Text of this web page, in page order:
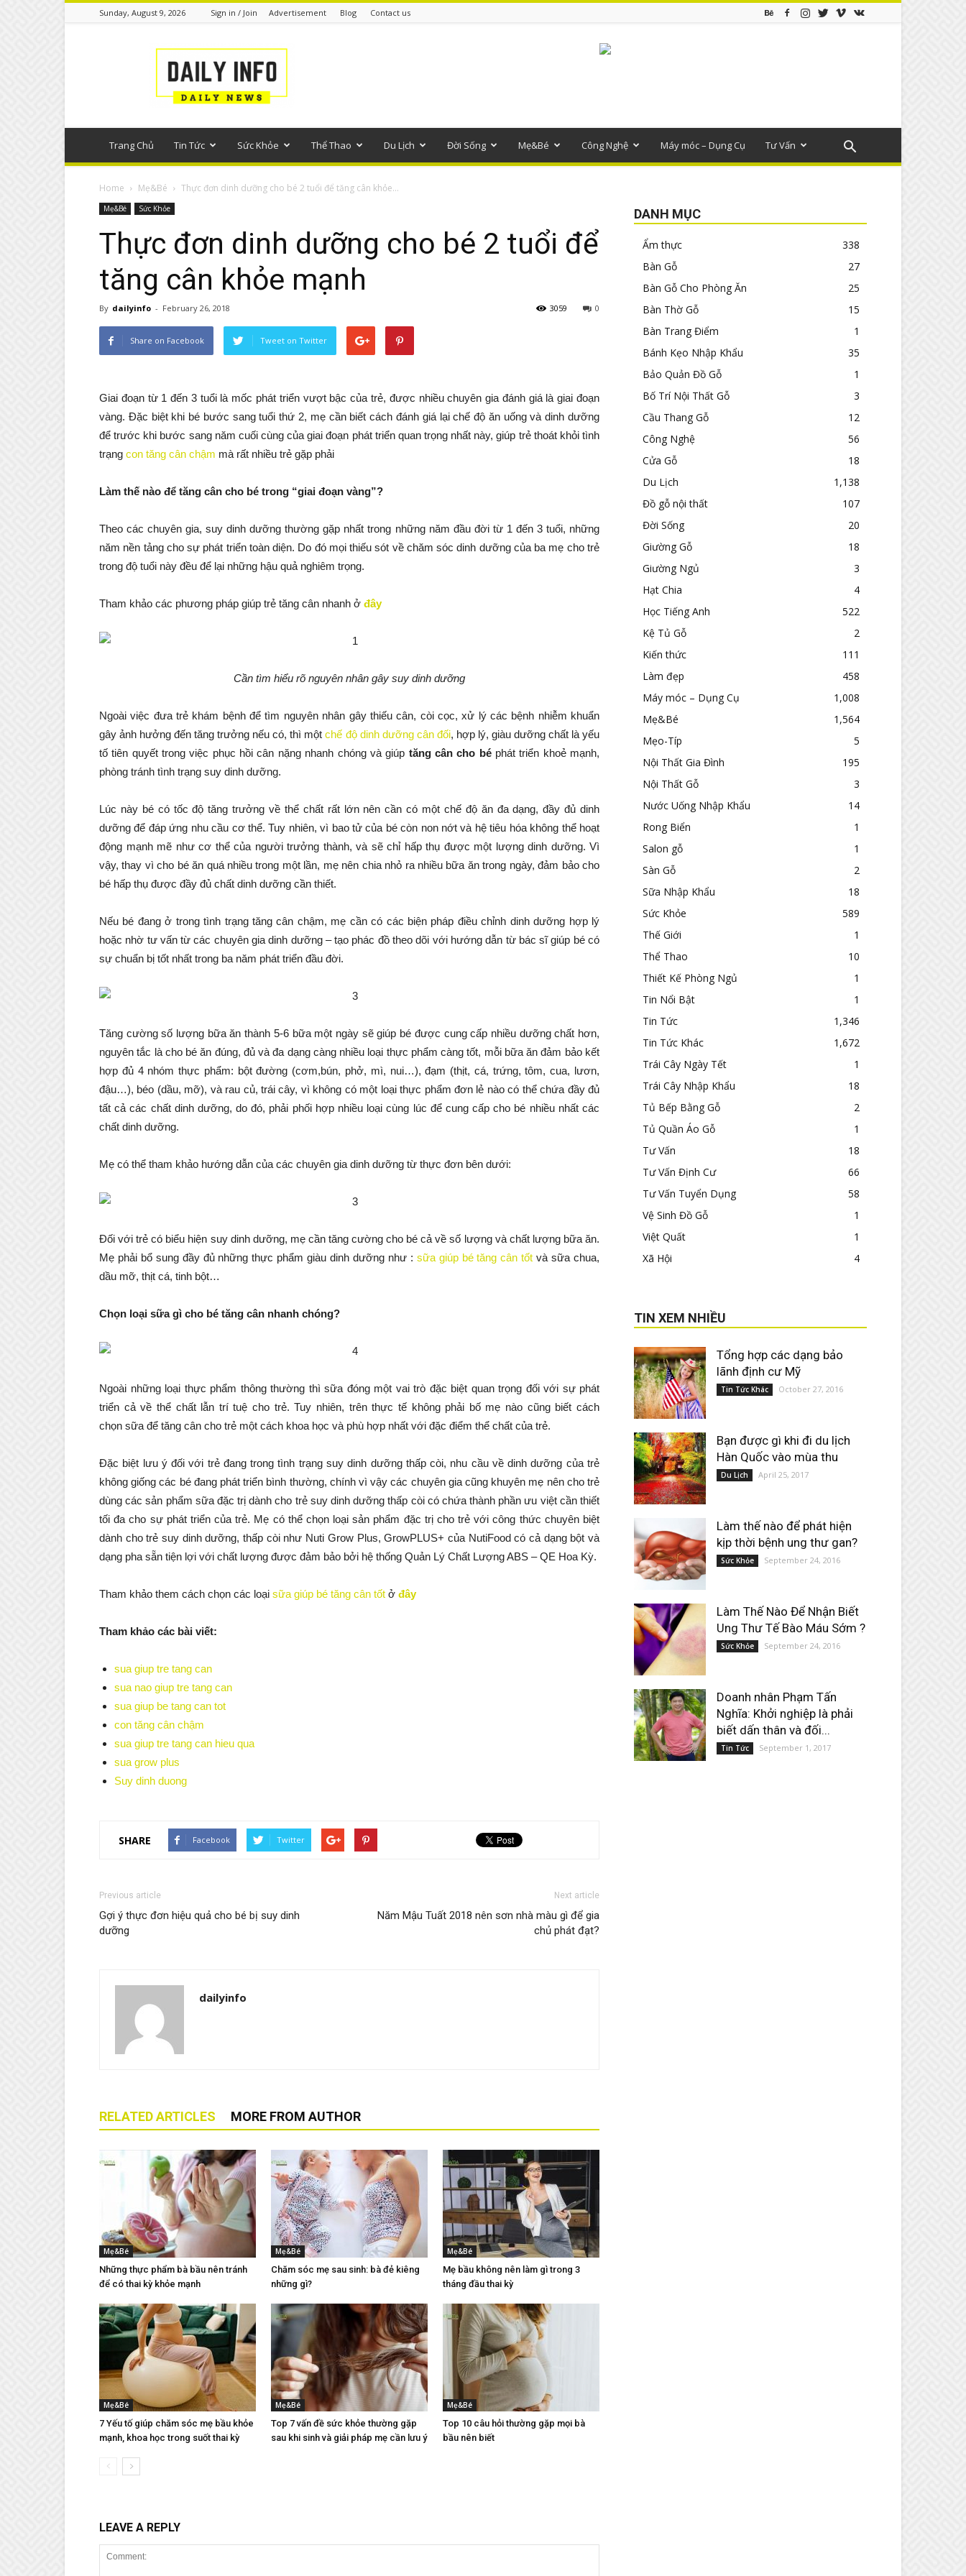
Sunday, August 9, 2026 Sign in / Join Advertisement Blog Contact us
thông
Trang Chủ Tin Tức Sức Khỏe Thể Thao Du Lịch Đời Sống Mẹ&Bé Công Nghệ Máy móc – Dụng Cụ Tư Vấn
Home Mẹ&Bé Thực đơn dinh dưỡng cho bé 2 tuổi để tăng cân khỏe...
Mẹ&Bé Sức Khỏe
Thực đơn dinh dưỡng cho bé 2 tuổi để
tăng cân khỏe mạnh
By dailyinfo - February 26, 2018 0
3059
Share on Facebook Tweet on Twitter
Giai đoạn từ 1 đến 3 tuổi là mốc phát triển vượt bậc của trẻ, được nhiều chuyên gia đánh giá là giai đoạn
vàng. Đặc biệt khi bé bước sang tuổi thứ 2, mẹ cần biết cách đánh giá lại chế độ ăn uống và dinh dưỡng
để trước khi bước sang năm cuối cùng của giai đoạn phát triển quan trọng nhất này, giúp trẻ thoát khỏi tình
trạng con tăng cân chậm mà rất nhiều trẻ gặp phải
Làm thế nào để tăng cân cho bé trong “giai đoạn vàng”?
Theo các chuyên gia, suy dinh dưỡng thường gặp nhất trong những năm đầu đời từ 1 đến 3 tuổi, những
năm nền tảng cho sự phát triển toàn diện. Do đó mọi thiếu sót về chăm sóc dinh dưỡng của ba mẹ cho trẻ
trong độ tuổi này đều để lại những hậu quả nghiêm trọng.
Tham khảo các phương pháp giúp trẻ tăng cân nhanh ở đây
Cần tìm hiểu rõ nguyên nhân gây suy dinh dưỡng
Ngoài việc đưa trẻ khám bệnh để tìm nguyên nhân gây thiếu cân, còi cọc, xử lý các bệnh nhiễm khuẩn
gây ảnh hưởng đến tăng trưởng nếu có, thì mộtchế độ dinh dưỡng cân đối, hợp lý, giàu dưỡng chất là yếu
tố tiên quyết trong việc phục hồi cân nặng nhanh chóng và giúp tăng cân cho béphát triển khoẻ mạnh,
phòng tránh tình trạng suy dinh dưỡng.
Lúc này bé có tốc độ tăng trưởng về thể chất rất lớn nên cần có một chế độ ăn đa dạng, đầy đủ dinh
dưỡng để đáp ứng nhu cầu cơ thể. Tuy nhiên, vì bao tử của bé còn non nớt và hệ tiêu hóa không thể hoạt
động mạnh mẽ như cơ thể của người trưởng thành, và sẽ chỉ hấp thụ được một lượng dinh dưỡng. Vì
vậy, thay vì cho bé ăn quá nhiều trong một lần, mẹ nên chia nhỏ ra nhiều bữa ăn trong ngày, đảm bảo cho
bé hấp thụ được đầy đủ chất dinh dưỡng cần thiết.
Nếu bé đang ở trong tình trạng tăng cân chậm, mẹ cần có các biện pháp điều chỉnh dinh dưỡng hợp lý
hoặc nhờ tư vấn từ các chuyên gia dinh dưỡng – tạo phác đồ theo dõi với hướng dẫn từ bác sĩ giúp bé có
sự chuẩn bị tốt nhất trong ba năm phát triển đầu đời.
Tăng cường số lượng bữa ăn thành 5-6 bữa một ngày sẽ giúp bé được cung cấp nhiều dưỡng chất hơn,
nguyên tắc là cho bé ăn đúng, đủ và đa dạng càng nhiều loại thực phẩm càng tốt, mỗi bữa ăn đảm bảo kết
hợp đủ 4 nhóm thực phẩm: bột đường (cơm,bún, phở, mì, nui…), đạm (thịt, cá, trứng, tôm, cua, lươn,
đậu…), béo (dầu, mỡ), và rau củ, trái cây, vì không có một loại thực phẩm đơn lẻ nào có thể chứa đầy đủ
tất cả các chất dinh dưỡng, do đó, phải phối hợp nhiều loại cùng lúc để cung cấp cho bé nhiều nhất các
chất dinh dưỡng.
Mẹ có thể tham khảo hướng dẫn của các chuyên gia dinh dưỡng từ thực đơn bên dưới:
Đối với trẻ có biểu hiện suy dinh dưỡng, mẹ cần tăng cường cho bé cả về số lượng và chất lượng bữa ăn.
Mẹ phải bổ sung đầy đủ những thực phẩm giàu dinh dưỡng như : sữa giúp bé tăng cân tốt và sữa chua,
dầu mỡ, thịt cá, tinh bột…
Chọn loại sữa gì cho bé tăng cân nhanh chóng?
Ngoài những loại thực phẩm thông thường thì sữa đóng một vai trò đặc biệt quan trọng đối với sự phát
triển cả về thể chất lẫn trí tuệ cho trẻ. Tuy nhiên, trên thực tế không phải bố mẹ nào cũng biết cách
chọn sữa để tăng cân cho trẻ một cách khoa học và phù hợp nhất với đặc điểm thể chất của trẻ.
Đặc biệt lưu ý đối với trẻ đang trong tình trạng suy dinh dưỡng thấp còi, nhu cầu về dinh dưỡng của trẻ
không giống các bé đang phát triển bình thường, chính vì vậy các chuyên gia cũng khuyên mẹ nên cho trẻ
dùng các sản phẩm sữa đặc trị dành cho trẻ suy dinh dưỡng thấp còi có chứa thành phần ưu việt cần thiết
tối đa cho sự phát triển của trẻ. Mẹ có thể chọn loại sản phẩm đặc trị cho trẻ với công thức chuyên biệt
dành cho trẻ suy dinh dưỡng, thấp còi như Nuti Grow Plus, GrowPLUS+ của NutiFood có cả dạng bột và
dạng pha sẵn tiện lợi với chất lượng được đảm bảo bởi hệ thống Quản Lý Chất Lượng ABS – QE Hoa Kỳ.
Tham khảo them cách chọn các loại sữa giúp bé tăng cân tốt ở đây
Tham khảo các bài viết:
sua giup tre tang can
sua nao giup tre tang can
sua giup be tang can tot
con tăng cân chậm
sua giup tre tang can hieu qua
sua grow plus
Suy dinh duong
SHARE Facebook Twitter
Previous article
Gợi ý thực đơn hiệu quả cho bé bị suy dinh
dưỡng
Next article
Năm Mậu Tuất 2018 nên sơn nhà màu gì để gia
chủ phát đạt?
dailyinfo
RELATED ARTICLES MORE FROM AUTHOR
Mẹ&Bé
Những thực phẩm bà bầu nên tránh
để có thai kỳ khỏe mạnh
Mẹ&Bé
Chăm sóc mẹ sau sinh: bà đẻ kiêng
những gì?
Mẹ&Bé
Mẹ bầu không nên làm gì trong 3
tháng đầu thai kỳ
Mẹ&Bé
7 Yếu tố giúp chăm sóc mẹ bầu khỏe
mạnh, khoa học trong suốt thai kỳ
Mẹ&Bé
Top 7 vấn đề sức khỏe thường gặp
sau khi sinh và giải pháp mẹ cần lưu ý
Mẹ&Bé
Top 10 câu hỏi thường gặp mọi bà
bầu nên biết
LEAVE A REPLY
DANH MỤC
Ẩm thực
338
Bàn Gỗ
27
Bàn Gỗ Cho Phòng Ăn
25
Bàn Thờ Gỗ
15
Bàn Trang Điểm
1
Bánh Kẹo Nhập Khẩu
35
Bảo Quản Đồ Gỗ
1
Bố Trí Nội Thất Gỗ
3
Cầu Thang Gỗ
12
Công Nghệ
56
Cửa Gỗ
18
Du Lịch
1,138
Đồ gỗ nội thất
107
Đời Sống
20
Giường Gỗ
18
Giường Ngủ
3
Hạt Chia
4
Học Tiếng Anh
522
Kệ Tủ Gỗ
2
Kiến thức
111
Làm đẹp
458
Máy móc – Dụng Cụ
1,008
Mẹ&Bé
1,564
Mẹo-Típ
5
Nội Thất Gia Đình
195
Nội Thất Gỗ
3
Nước Uống Nhập Khẩu
14
Rong Biển
1
Salon gỗ
1
Sàn Gỗ
2
Sữa Nhập Khẩu
18
Sức Khỏe
589
Thế Giới
1
Thể Thao
10
Thiết Kế Phòng Ngủ
1
Tin Nổi Bật
1
Tin Tức
1,346
Tin Tức Khác
1,672
Trái Cây Ngày Tết
1
Trái Cây Nhập Khẩu
18
Tủ Bếp Bằng Gỗ
2
Tủ Quần Áo Gỗ
1
Tư Vấn
18
Tư Vấn Định Cư
66
Tư Vấn Tuyển Dụng
58
Vệ Sinh Đồ Gỗ
1
Việt Quất
1
Xã Hội
4
TIN XEM NHIỀU
Tổng hợp các dạng bảo
lãnh định cư Mỹ
Tin Tức Khác October 27, 2016
Bạn được gì khi đi du lịch
Hàn Quốc vào mùa thu
Du Lịch April 25, 2017
Làm thế nào để phát hiện
kịp thời bệnh ung thư gan?
Sức Khỏe September 24, 2016
Làm Thế Nào Để Nhận Biết
Ung Thư Tế Bào Máu Sớm ?
Sức Khỏe September 24, 2016
Doanh nhân Phạm Tấn
Nghĩa: Khởi nghiệp là phải
biết dấn thân và đối...
Tin Tức September 1, 2017